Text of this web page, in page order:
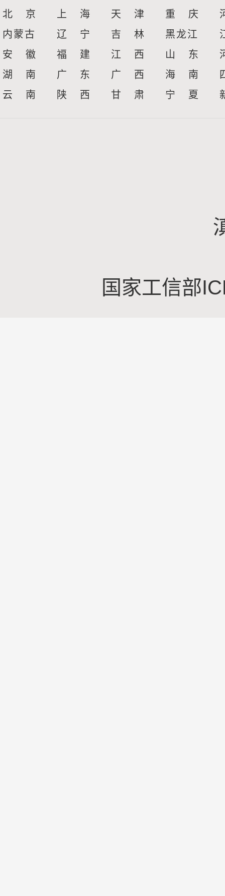
北 京 上 海 天 津 重 庆
内蒙古
辽 宁 吉 林 黑龙江
安 徽
福 建 江 西 山 东
湖 南
广 东 广 西 海 南
云 南
陕 西 甘 肃 宁 夏
国家工信部